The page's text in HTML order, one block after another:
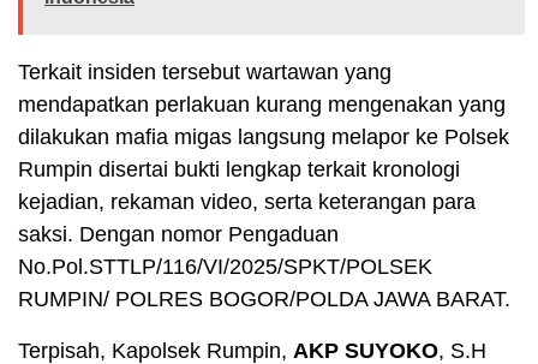
Terkait insiden tersebut wartawan yang
mendapatkan perlakuan kurang mengenakan yang
dilakukan mafia migas langsung melapor ke Polsek
Rumpin disertai bukti lengkap terkait kronologi
kejadian, rekaman video, serta keterangan para
saksi. Dengan nomor Pengaduan
No.Pol.STTLP/116/VI/2025/SPKT/POLSEK
RUMPIN/ POLRES BOGOR/POLDA JAWA BARAT.
Terpisah, Kapolsek Rumpin, AKP SUYOKO, S.H